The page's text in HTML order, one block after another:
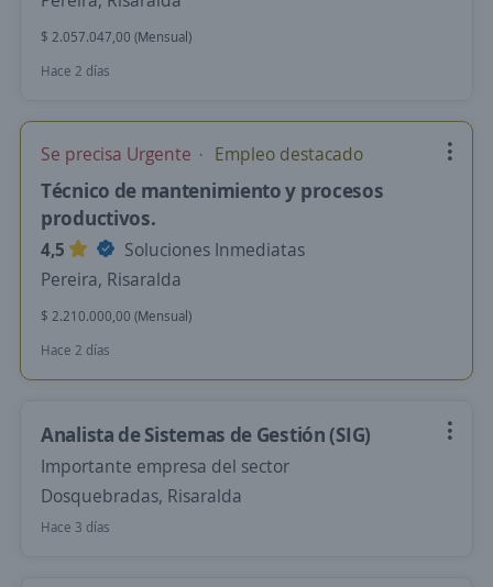
$ 2.057.047,00 (Mensual)
Hace 2 días
Se precisa Urgente Empleo destacado
Técnico de mantenimiento y procesos
productivos.
4,5
Soluciones Inmediatas
Pereira, Risaralda
$ 2.210.000,00 (Mensual)
Hace 2 días
Analista de Sistemas de Gestión (SIG)
Importante empresa del sector
Dosquebradas, Risaralda
Hace 3 días